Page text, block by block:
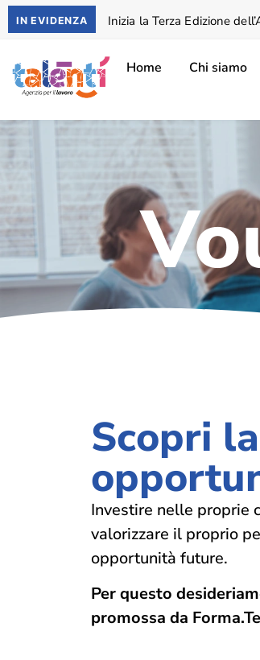
IN EVIDENZA Inizia la Terza Edizione
Home Chi siamo
Scopri
Investire nelle proprie
valorizzare il proprio
opportunità future.
Per questo
promossa da